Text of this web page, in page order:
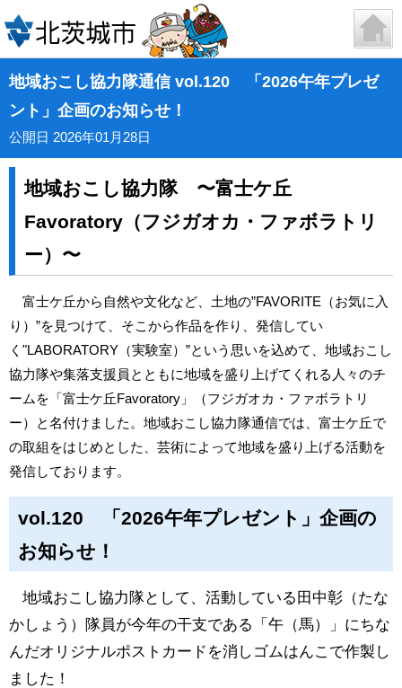
地域おこし協力隊通信 vol.120 「2026午年プレゼ
ント」企画のお知らせ！
公開日 2026年01月28日
地域おこし協力隊 〜富士ケ丘
Favoratory（フジガオカ・ファボラトリ
ー）〜
富士ケ丘から自然や文化など、土地の”FAVORITE（お気に入
り）”を見つけて、そこから作品を作り、発信してい
く"LABORATORY（実験室）”という思いを込めて、地域おこし
協力隊や集落支援員とともに地域を盛り上げてくれる人々のチ
ームを「富士ケ丘Favoratory」（フジガオカ・ファボラトリ
ー）と名付けました。地域おこし協力隊通信では、富士ケ丘で
の取組をはじめとした、芸術によって地域を盛り上げる活動を
発信しております。
vol.120 「2026午年プレゼント」企画の
お知らせ！
地域おこし協力隊として、活動している田中彰（たな
かしょう）隊員が今年の干支である「午（馬）」にちな
んだオリジナルポストカードを消しゴムはんこで作製し
ました！